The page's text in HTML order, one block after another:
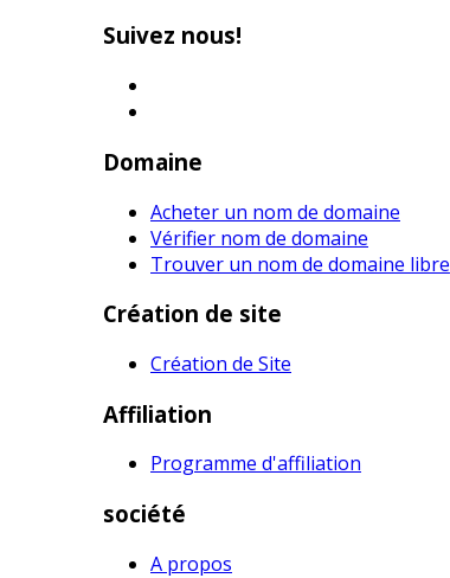
Suivez nous!
Domaine
Acheter un nom de domaine
Vérifier nom de domaine
Trouver un nom de domaine libre
Création de site
Création de Site
Affiliation
Programme d'affiliation
société
A propos